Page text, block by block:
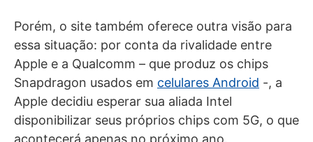
Porém, o site também oferece outra visão para
essa situação: por conta da rivalidade entre
Apple e a Qualcomm – que produz os chips
Snapdragon usados em celulares Android -, a
Apple decidiu esperar sua aliada Intel
disponibilizar seus próprios chips com 5G, o que
acontecerá apenas no próximo ano.